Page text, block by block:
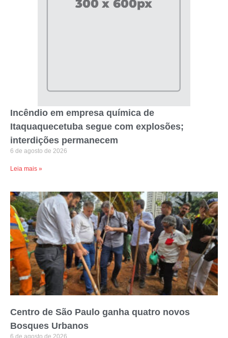
Incêndio em empresa química de
Itaquaquecetuba segue com explosões;
interdições permanecem
6 de agosto de 2026
Leia mais »
Centro de São Paulo ganha quatro novos
Bosques Urbanos
6 de agosto de 2026